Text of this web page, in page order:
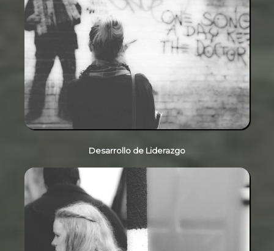
Desarrollo de Liderazgo